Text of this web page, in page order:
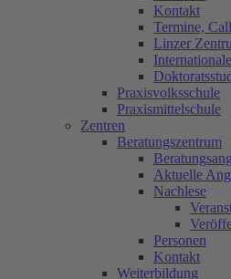
Kontakt
Termine,
Linzer
Praxisvolksschule
Praxismittelschule
Zentren
Beratungszentrum
Aktuelle
Nachlese
Personen
Kontakt
Weiterbildung